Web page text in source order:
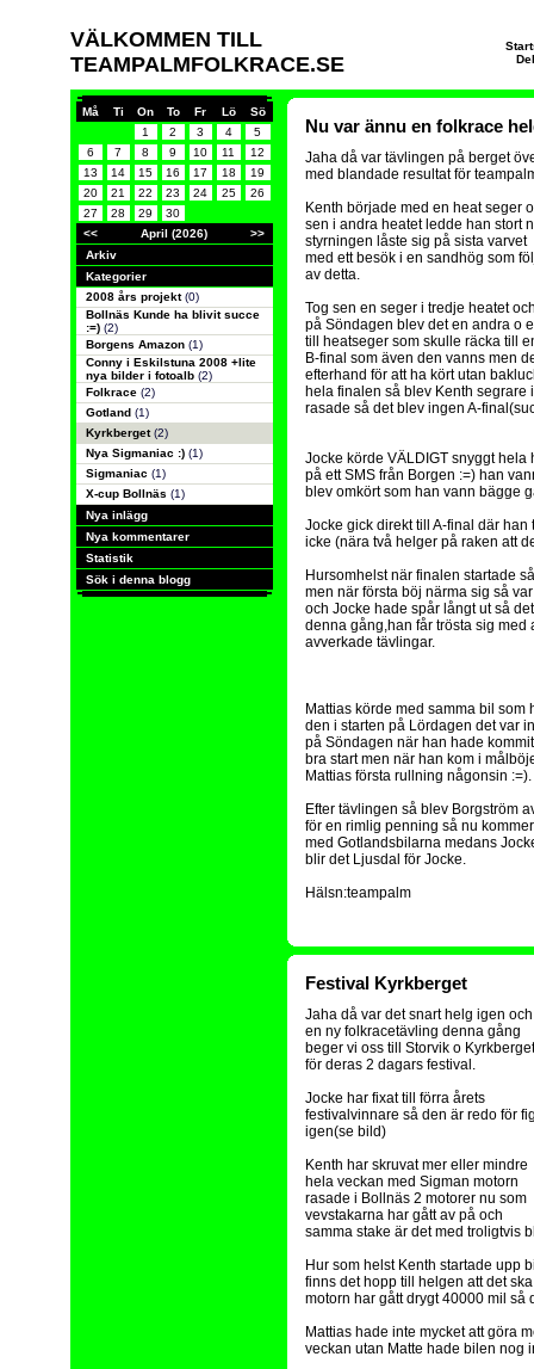
VÄLKOMMEN TILL
TEAMPALMFOLKRACE.SE
Må Ti On To Fr Lö
Sö
1
2 3 4
5
6
7 8 9 10 11
12
13
14 15 16 17 18
19
20
21 22 23 24 25
26
27
28 29
30
<<
April (2026)
>>
Arkiv
Kategorier
2008 års projekt(0)
Bollnäs Kunde ha blivit succe
:=) (2)
Borgens Amazon (1)
Conny i Eskilstuna 2008 +lite
nya bilder i fotoalb (2)
Folkrace (2)
Gotland (1)
Kyrkberget(2)
Nya Sigmaniac :) (1)
Sigmaniac (1)
X-cup Bollnäs (1)
Nya inlägg
Nya kommentarer
Statistik
Sök i denna blogg
Nu var ännu en folkrace
Jaha då var tävlingen på berget
med blandade resultat för
Kenth började med en heat seger
sen i andra heatet ledde han stort
styrningen låste sig på sista varvet
med ett besök i en sandhög som
av detta.
Tog sen en seger i tredje heatet
på Söndagen blev det en andra o
till heatseger som skulle räcka till
B-final som även den vanns men
efterhand för att ha kört utan
hela finalen så blev Kenth segrare
rasade så det blev ingen A-
Jocke körde VÄLDIGT snyggt
på ett SMS från Borgen :=) han
blev omkört som han vann bägge
Jocke gick direkt till A-final där
icke (nära två helger på raken att
Hursomhelst när finalen startade
men när första böj närma sig så
och Jocke hade spår långt ut så
denna gång,han får trösta sig med
avverkade tävlingar.
Mattias körde med samma bil
den i starten på Lördagen det var
på Söndagen när han hade
bra start men när han kom i
Mattias första rullning någonsin :=).
Efter tävlingen så blev Borgström
för en rimlig penning så nu
med Gotlandsbilarna medans
blir det Ljusdal för Jocke.
Hälsn:teampalm
Festival Kyrkberget
Jaha då var det snart helg igen och
en ny folkracetävling denna gång
beger vi oss till Storvik o Kyrkberget
för deras 2 dagars festival.
Jocke har fixat till förra årets
festivalvinnare så den är redo för
igen(se bild)
Kenth har skruvat mer eller mindre
hela veckan med Sigman motorn
rasade i Bollnäs 2 motorer nu som
vevstakarna har gått av på och
samma stake är det med troligtvis
Hur som helst Kenth startade upp
finns det hopp till helgen att det
motorn har gått drygt 40000 mil så
Mattias hade inte mycket att göra
veckan utan Matte hade bilen nog